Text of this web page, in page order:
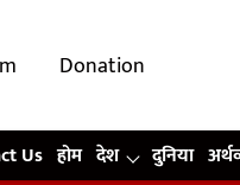
Donation
Us होम देश दुनिया